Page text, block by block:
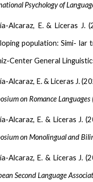
Psychology of
Alcaraz, E.& Liceras J.
population: Simi- lar
Center General
Alcaraz, E.& Liceras J.
on Romance Languages
Alcaraz, E. & Liceras J.
on Monolingual and
Alcaraz, E. & Liceras J.
Second Language